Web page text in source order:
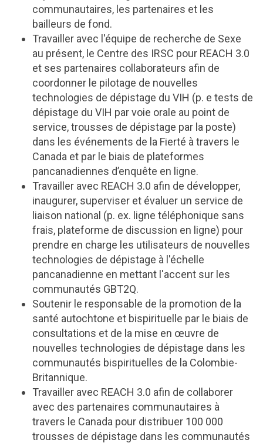
communautaires, les partenaires et les
bailleurs de fond.
Travailler avec l'équipe de recherche de Sexe
au présent, le Centre des IRSC pour REACH 3.0
et ses partenaires collaborateurs afin de
coordonner le pilotage de nouvelles
technologies de dépistage du VIH (p. e tests de
dépistage du VIH par voie orale au point de
service, trousses de dépistage par la poste)
dans les événements de la Fierté à travers le
Canada et par le biais de plateformes
pancanadiennes d’enquête en ligne.
Travailler avec REACH 3.0 afin de développer,
inaugurer, superviser et évaluer un service de
liaison national (p. ex. ligne téléphonique sans
frais, plateforme de discussion en ligne) pour
prendre en charge les utilisateurs de nouvelles
technologies de dépistage à l'échelle
pancanadienne en mettant l'accent sur les
communautés GBT2Q.
Soutenir le responsable de la promotion de la
santé autochtone et bispirituelle par l e biais de
consultations et de la mise en œuvre de
nouvelles technologies de dépistage dans les
communautés bispirituelles de la Colombie-
Britannique.
Travailler avec REACH 3.0 afin de collaborer
avec des partenaires communautaires à
travers le Canada pour distribuer 100 000
trousses de dépistage dans les communautés